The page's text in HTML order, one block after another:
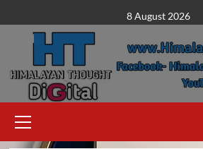
to
content
8 August 2026
Menu